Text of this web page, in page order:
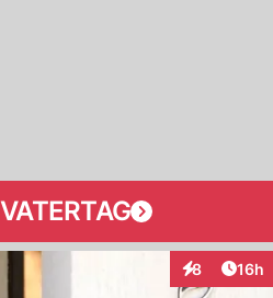
8
Interaktionen
16h